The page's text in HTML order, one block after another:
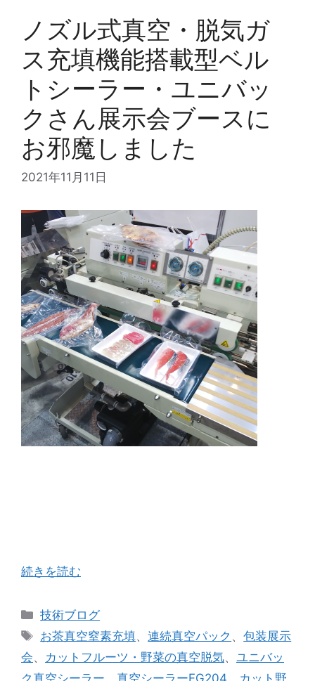
ノズル式真空・脱気ガ
ス充填機能搭載型ベル
トシーラー・ユニバッ
クさん展示会ブースに
お邪魔しました
2021年11月11日
続きを読む
カ
テ
ゴ
リ
技術ブログ
タ
グ
お茶真空窒素充填、連続真空パック 、包装展示
会、 カットフルーツ・野菜の真空脱気、 ユニバッ
ク真空シーラー
真空シーラーFG204 カット野